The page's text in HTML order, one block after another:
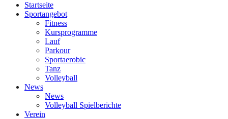
Startseite
Sportangebot
Fitness
Kursprogramme
Lauf
Parkour
Sportaerobic
Tanz
Volleyball
News
News
Volleyball Spielberichte
Verein